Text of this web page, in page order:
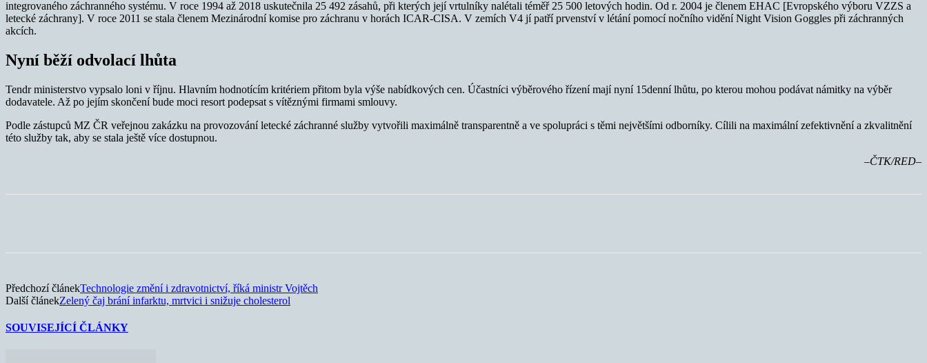
integrovaného záchranného systému. V roce 1994 až 2018 uskutečnila 25 492 zásahů, při kterých její vrtulníky nalétali téměř 25 500 letových hodin. Od r. 2004 je členem EHAC [Evropského výboru VZZS a
letecké záchrany]. V roce 2011 se stala členem Mezinárodní komise pro záchranu v horách ICAR-CISA. V zemích V4 jí patří prvenství v létání pomocí nočního vidění Night Vision Goggles při záchranných
akcích.
Nyní běží odvolací lhůta
Tendr ministerstvo vypsalo loni v říjnu. Hlavním hodnotícím kritériem přitom byla výše nabídkových cen. Účastníci výběrového řízení mají nyní 15denní lhůtu, po kterou mohou podávat námitky na výběr
dodavatele. Až po jejím skončení bude moci resort podepsat s vítěznými firmami smlouvy.
Podle zástupců MZ ČR veřejnou zakázku na provozování letecké záchranné služby vytvořili maximálně transparentně a ve spolupráci s těmi největšími odborníky. Cílili na maximální zefektivnění a zkvalitnění
této služby tak, aby se stala ještě více dostupnou.
–ČTK/RED–
Předchozí článekTechnologie změní i zdravotnictví, říká ministr Vojtěch
Další článekZelený čaj brání infarktu, mrtvici i snižuje cholesterol
SOUVISEJÍCÍ ČLÁNKY